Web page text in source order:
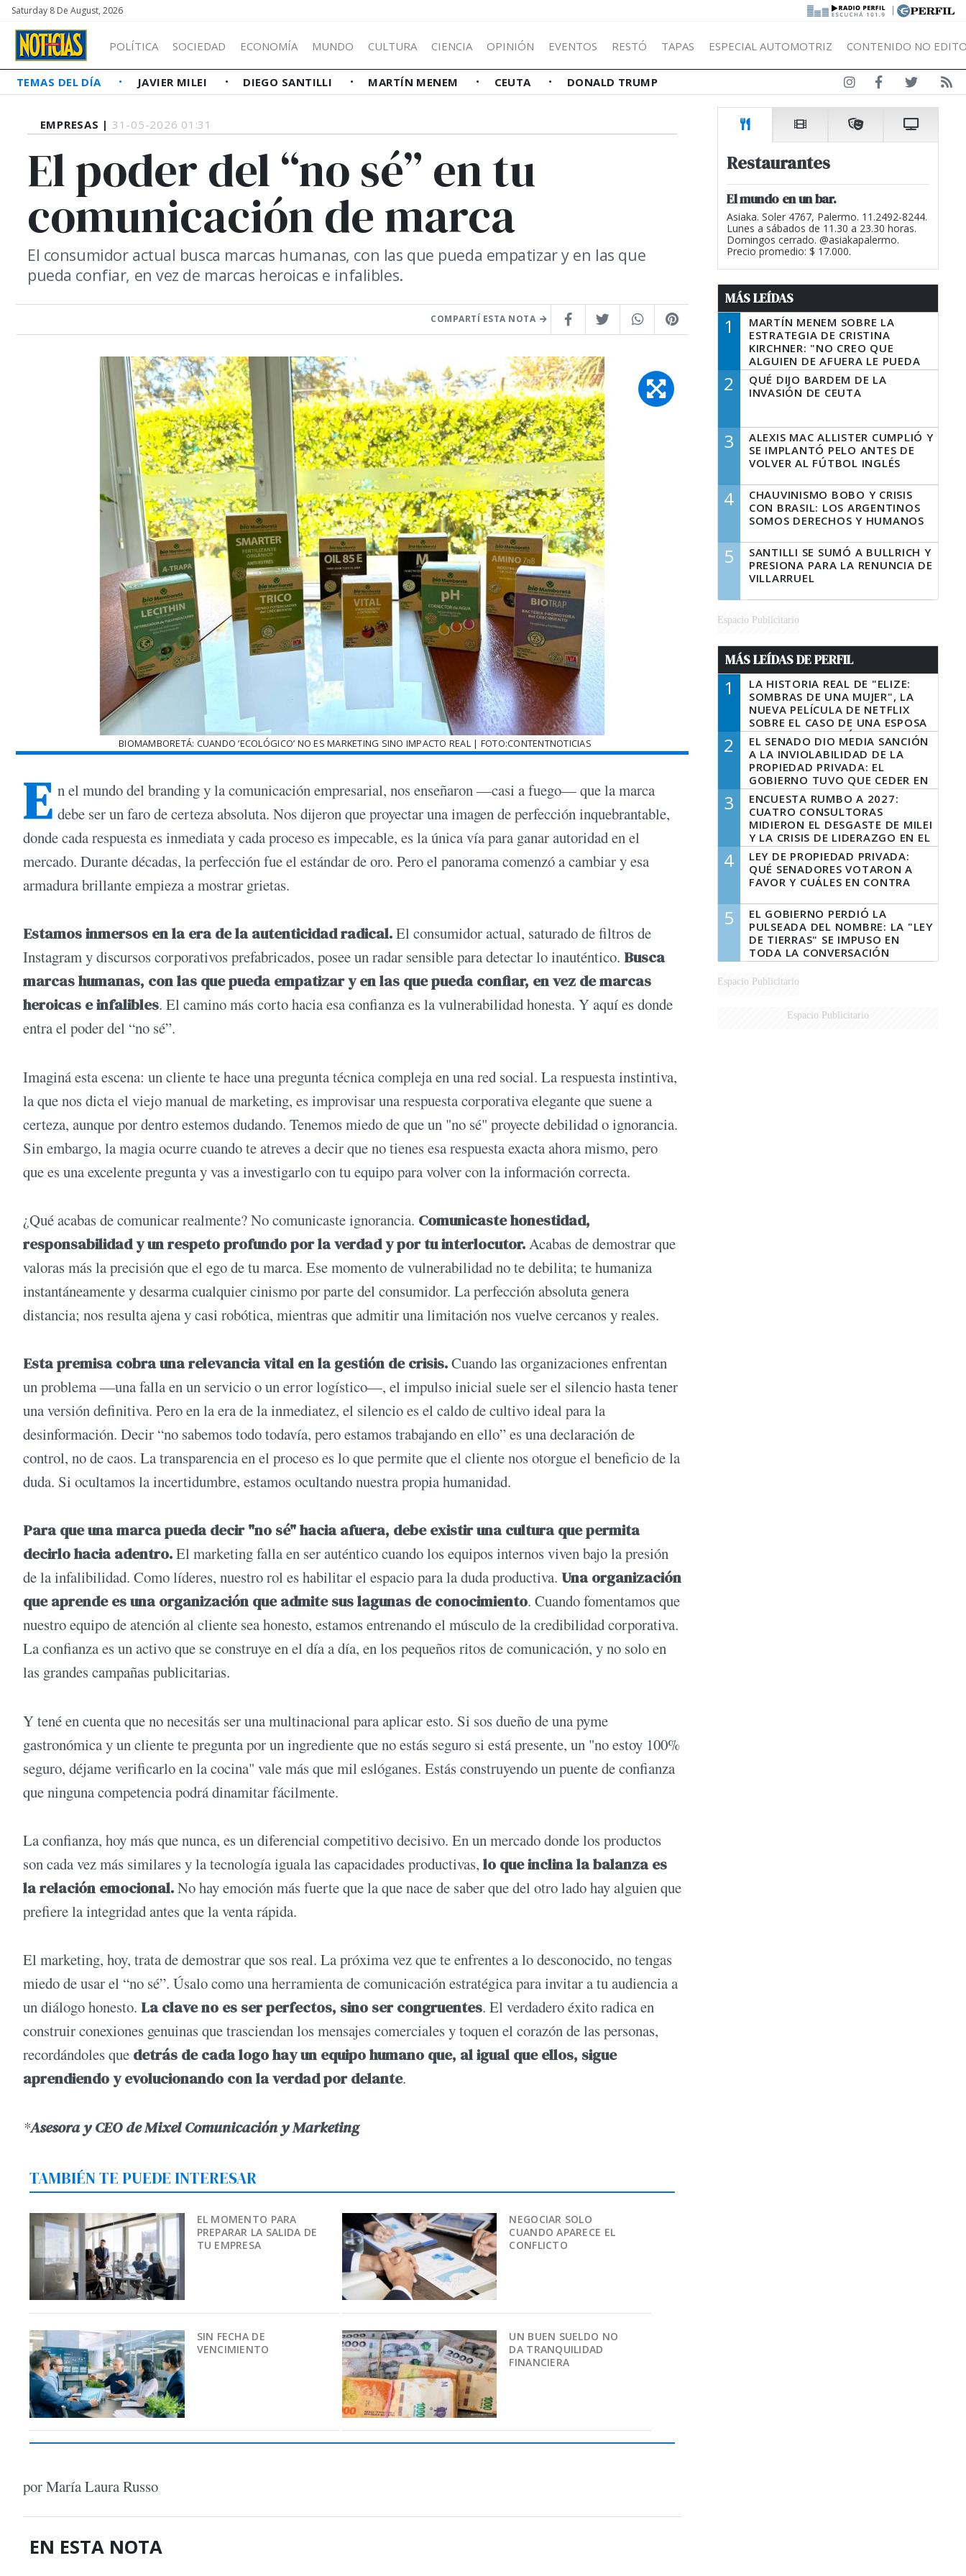
Saturday 8 De August, 2026 |
POLÍTICA SOCIEDAD ECONOMÍA MUNDO CULTURA CIENCIA OPINIÓN EVENTOS RESTÓ TAPAS ESPECIAL AUTOMOTRIZ CONTENIDO NO
TEMAS DEL DÍA JAVIER MILEI DIEGO SANTILLI MARTÍN MENEM CEUTA DONALD TRUMP
EMPRESAS | 31-05-2026 01:31
El poder del “no sé” en tu
comunicación de marca
El consumidor actual busca marcas humanas, con las que pueda empatizar y en las que
pueda confiar, en vez de marcas heroicas e infalibles.
COMPARTÍ ESTA NOTA
BIOMAMBORETÁ: CUANDO ‘ECOLÓGICO’ NO ES MARKETING SINO IMPACTO REAL | FOTO:CONTENTNOTICIAS
E n el mundo del branding y la comunicación empresarial, nos enseñaron —casi a fuego— que la marca
debe ser un faro de certeza absoluta. Nos dijeron que proyectar una imagen de perfección inquebrantable,
donde cada respuesta es inmediata y cada proceso es impecable, es la única vía para ganar autoridad en el
mercado. Durante décadas, la perfección fue el estándar de oro. Pero el panorama comenzó a cambiar y esa
armadura brillante empieza a mostrar grietas.
Estamos inmersos en la era de la autenticidad radical.El consumidor actual, saturado de filtros de
Instagram y discursos corporativos prefabricados, posee un radar sensible para detectar lo inauténtico. Busca
marcas humanas, con las que pueda empatizar y en las que pueda confiar, en vez de marcas
heroicas e infalibles. El camino más corto hacia esa confianza es la vulnerabilidad honesta. Y aquí es donde
entra el poder del “no sé”.
Imaginá esta escena: un cliente te hace una pregunta técnica compleja en una red social. La respuesta instintiva,
la que nos dicta el viejo manual de marketing, es improvisar una respuesta corporativa elegante que suene a
certeza, aunque por dentro estemos dudando. Tenemos miedo de que un "no sé" proyecte debilidad o ignorancia.
Sin embargo, la magia ocurre cuando te atreves a decir que no tienes esa respuesta exacta ahora mismo, pero
que es una excelente pregunta y vas a investigarlo con tu equipo para volver con la información correcta.
¿Qué acabas de comunicar realmente? No comunicaste ignorancia. Comunicaste honestidad,
responsabilidad y un respeto profundo por la verdad y por tu interlocutor.Acabas de demostrar que
valoras más la precisión que el ego de tu marca. Ese momento de vulnerabilidad no te debilita; te humaniza
instantáneamente y desarma cualquier cinismo por parte del consumidor. La perfección absoluta genera
distancia; nos resulta ajena y casi robótica, mientras que admitir una limitación nos vuelve cercanos y reales.
Esta premisa cobra una relevancia vital en la gestión de crisis.Cuando las organizaciones enfrentan
un problema —una falla en un servicio o un error logístico—, el impulso inicial suele ser el silencio hasta tener
una versión definitiva. Pero en la era de la inmediatez, el silencio es el caldo de cultivo ideal para la
desinformación. Decir “no sabemos todo todavía, pero estamos trabajando en ello” es una declaración de
control, no de caos. La transparencia en el proceso es lo que permite que el cliente nos otorgue el beneficio de la
duda. Si ocultamos la incertidumbre, estamos ocultando nuestra propia humanidad.
Para que una marca pueda decir "no sé" hacia afuera, debe existir una cultura que permita
decirlo hacia adentro.El marketing falla en ser auténtico cuando los equipos internos viven bajo la presión
de la infalibilidad. Como líderes, nuestro rol es habilitar el espacio para la duda productiva. Una organización
que aprende es una organización que admite sus lagunas de conocimiento. Cuando fomentamos que
nuestro equipo de atención al cliente sea honesto, estamos entrenando el músculo de la credibilidad corporativa.
La confianza es un activo que se construye en el día a día, en los pequeños ritos de comunicación, y no solo en
las grandes campañas publicitarias.
Y tené en cuenta que no necesitás ser una multinacional para aplicar esto. Si sos dueño de una pyme
gastronómica y un cliente te pregunta por un ingrediente que no estás seguro si está presente, un "no estoy 100%
seguro, déjame verificarlo en la cocina" vale más que mil eslóganes. Estás construyendo un puente de confianza
que ninguna competencia podrá dinamitar fácilmente.
La confianza, hoy más que nunca, es un diferencial competitivo decisivo. En un mercado donde los productos
son cada vez más similares y la tecnología iguala las capacidades productivas, lo que inclina la balanza es
la relación emocional.No hay emoción más fuerte que la que nace de saber que del otro lado hay alguien que
prefiere la integridad antes que la venta rápida.
El marketing, hoy, trata de demostrar que sos real. La próxima vez que te enfrentes a lo desconocido, no tengas
miedo de usar el “no sé”. Úsalo como una herramienta de comunicación estratégica para invitar a tu audiencia a
un diálogo honesto. La clave no es ser perfectos, sino ser congruentes. El verdadero éxito radica en
construir conexiones genuinas que trasciendan los mensajes comerciales y toquen el corazón de las personas,
recordándoles que detrás de cada logo hay un equipo humano que, al igual que ellos, sigue
aprendiendo y evolucionando con la verdad por delante.
*Asesora y CEO de Mixel Comunicación y Marketing
TAMBIÉN TE PUEDE INTERESAR
EL MOMENTO PARA
PREPARAR LA SALIDA DE
TU EMPRESA
NEGOCIAR SOLO
CUANDO APARECE EL
CONFLICTO
SIN FECHA DE
VENCIMIENTO
UN BUEN SUELDO NO
DA TRANQUILIDAD
FINANCIERA
por María Laura Russo
EN ESTA NOTA
Restaurantes
El mundo en un bar.
Asiaka. Soler 4767, Palermo. 11.2492-8244.
Lunes a sábados de 11.30 a 23.30 horas.
Domingos cerrado. @asiakapalermo.
Precio promedio: $ 17.000.
MÁS LEÍDAS
1
MARTÍN MENEM SOBRE LA
ESTRATEGIA DE CRISTINA
KIRCHNER: "NO CREO QUE
ALGUIEN DE AFUERA LE PUEDA
DECIR A LA JUSTICIA LO QUE
TIENE QUE HACER"
2
QUÉ DIJO BARDEM DE LA
INVASIÓN DE CEUTA
3
ALEXIS MAC ALLISTER CUMPLIÓ Y
SE IMPLANTÓ PELO ANTES DE
VOLVER AL FÚTBOL INGLÉS
4
CHAUVINISMO BOBO Y CRISIS
CON BRASIL: LOS ARGENTINOS
SOMOS DERECHOS Y HUMANOS
5
SANTILLI SE SUMÓ A BULLRICH Y
PRESIONA PARA LA RENUNCIA DE
VILLARRUEL
Espacio Publicitario
MÁS LEÍDAS DE PERFIL
1
LA HISTORIA REAL DE "ELIZE:
SOMBRAS DE UNA MUJER", LA
NUEVA PELÍCULA DE NETFLIX
SOBRE EL CASO DE UNA ESPOSA
QUE DESCUARTIZÓ A SU
MARIDO
2
EL SENADO DIO MEDIA SANCIÓN
A LA INVIOLABILIDAD DE LA
PROPIEDAD PRIVADA: EL
GOBIERNO TUVO QUE CEDER EN
LA LEY DEL MANEJO DEL FUEGO
3
ENCUESTA RUMBO A 2027:
CUATRO CONSULTORAS
MIDIERON EL DESGASTE DE MILEI
Y LA CRISIS DE LIDERAZGO EN EL
PERONISMO
4
LEY DE PROPIEDAD PRIVADA:
QUÉ SENADORES VOTARON A
FAVOR Y CUÁLES EN CONTRA
5
EL GOBIERNO PERDIÓ LA
PULSEADA DEL NOMBRE: LA "LEY
DE TIERRAS" SE IMPUSO EN
TODA LA CONVERSACIÓN
DIGITAL
Espacio Publicitario
Espacio Publicitario